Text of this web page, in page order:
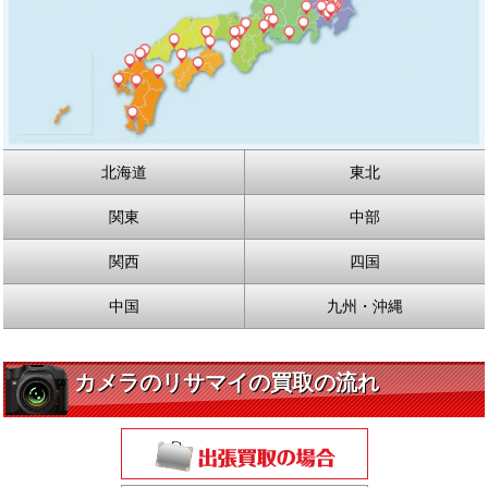
北海道 東北
関東 中部
関西 四国
中国 九州・沖縄